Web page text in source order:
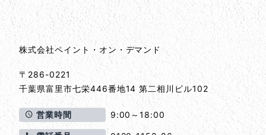
株式会社ペイント・オン・デマンド
〒286-0221
千葉県富里市七栄446番地14 第二相川ビル102
営業時間 9:00～18:00